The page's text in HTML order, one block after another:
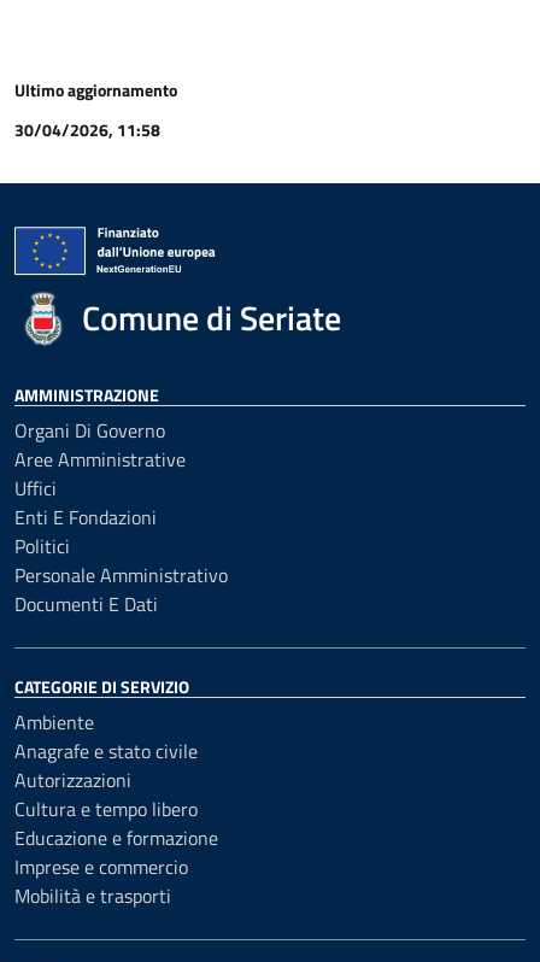
Ultimo aggiornamento
30/04/2026, 11:58
Comune di Seriate
AMMINISTRAZIONE
Organi Di Governo
Aree Amministrative
Uffici
Enti E Fondazioni
Politici
Personale Amministrativo
Documenti E Dati
CATEGORIE DI SERVIZIO
Ambiente
Anagrafe e stato civile
Autorizzazioni
Cultura e tempo libero
Educazione e formazione
Imprese e commercio
Mobilità e trasporti